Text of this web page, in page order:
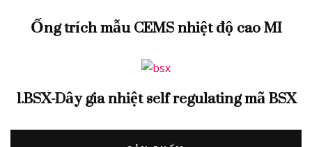
Ống trích mẫu CEMS nhiệt độ cao MI
1.BSX-Dây gia nhiệt self regulating mã BSX